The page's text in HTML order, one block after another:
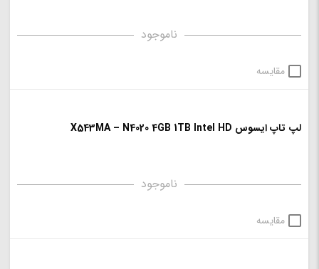
ناموجود
مقایسه
لپ تاپ ایسوس X543MA – N4020 4GB 1TB Intel HD
ناموجود
مقایسه